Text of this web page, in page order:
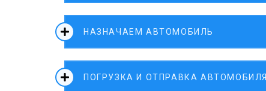
НАЗНАЧАЕМ АВТОМОБИЛЬ
ПОГРУЗКА И ОТПРАВКА АВТОМОБИЛЯ